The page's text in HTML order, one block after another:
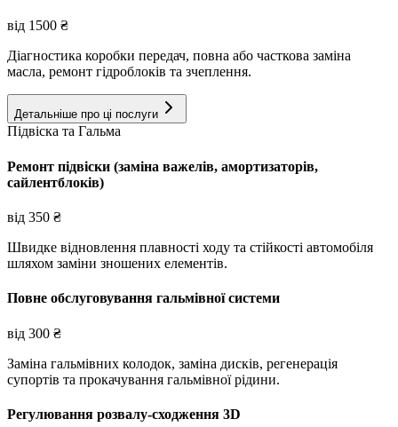
від 1500 ₴
Діагностика коробки передач, повна або часткова заміна
масла, ремонт гідроблоків та зчеплення.
Детальніше про ці послуги
Підвіска та Гальма
Ремонт підвіски (заміна важелів, амортизаторів,
сайлентблоків)
від 350 ₴
Швидке відновлення плавності ходу та стійкості автомобіля
шляхом заміни зношених елементів.
Повне обслуговування гальмівної системи
від 300 ₴
Заміна гальмівних колодок, заміна дисків, регенерація
супортів та прокачування гальмівної рідини.
Регулювання розвалу-сходження 3D